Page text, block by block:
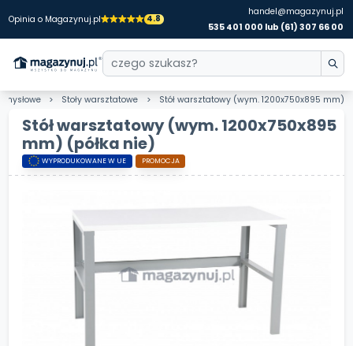
Opinia o Magazynuj.pl 4.8
handel@magazynuj.pl
535 401 000 lub (61) 307 66 00
Stoły warsztatowe Stół warsztatowy (wym. 1200x750x895 mm)
Stół warsztatowy (wym. 1200x750x895
mm) (półka nie)
WYPRODUKOWANE W UE PROMOCJA